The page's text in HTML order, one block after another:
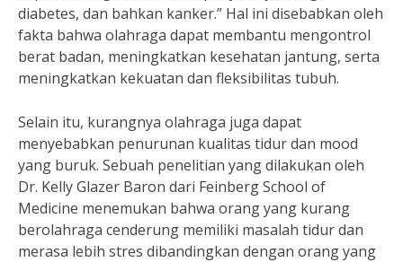
diabetes, dan bahkan kanker.” Hal ini disebabkan oleh
fakta bahwa olahraga dapat membantu mengontrol
berat badan, meningkatkan kesehatan jantung, serta
meningkatkan kekuatan dan fleksibilitas tubuh.
Selain itu, kurangnya olahraga juga dapat
menyebabkan penurunan kualitas tidur dan mood
yang buruk. Sebuah penelitian yang dilakukan oleh
Dr. Kelly Glazer Baron dari Feinberg School of
Medicine menemukan bahwa orang yang kurang
berolahraga cenderung memiliki masalah tidur dan
merasa lebih stres dibandingkan dengan orang yang